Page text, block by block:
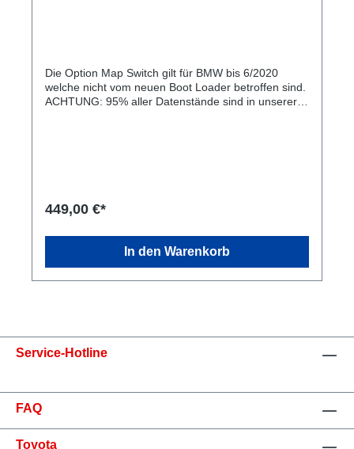
Die Option Map Switch gilt für BMW bis 6/2020
welche nicht vom neuen Boot Loader betroffen sind.
ACHTUNG: 95% aller Datenstände sind in unserer
449,00 €*
In den Warenkorb
Service-Hotline
FAQ
Toyota